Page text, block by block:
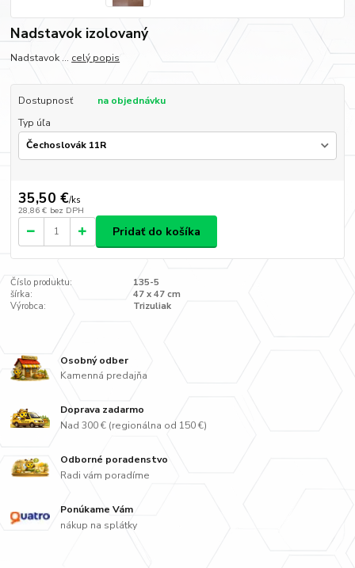
Nadstavok izolovaný
Nadstavok ... celý popis
Dostupnosť
na objednávku
Typ úľa
35,50 €/ks
28,86 € bez DPH
Pridať do košíka
Číslo produktu:
135-5
šírka:
47 x 47 cm
Výrobca:
Trizuliak
Osobný odber
Kamenná predajňa
Doprava zadarmo
Nad 300 € (regionálna od 150 €)
Odborné poradenstvo
Radi vám poradíme
Ponúkame Vám
nákup na splátky